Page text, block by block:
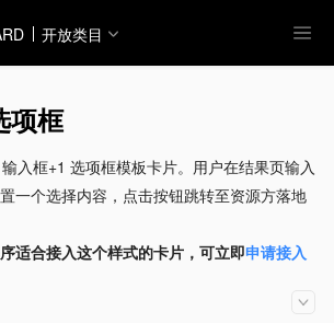
开放类目
项框
入框+1 选项框模板卡片。用户在结果页输入
一个选择内容，点击按钮跳转至资源方落地
适合接入这个样式的卡片，可立即申请接入